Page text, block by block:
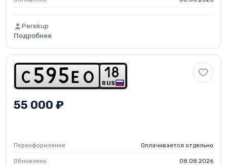
Perekup
Подробнее
c 5 9 5 e o RUS
1 8
55 000 ₽
Переоформление Оплачивается отдельно
Обновлено 08.08.2026